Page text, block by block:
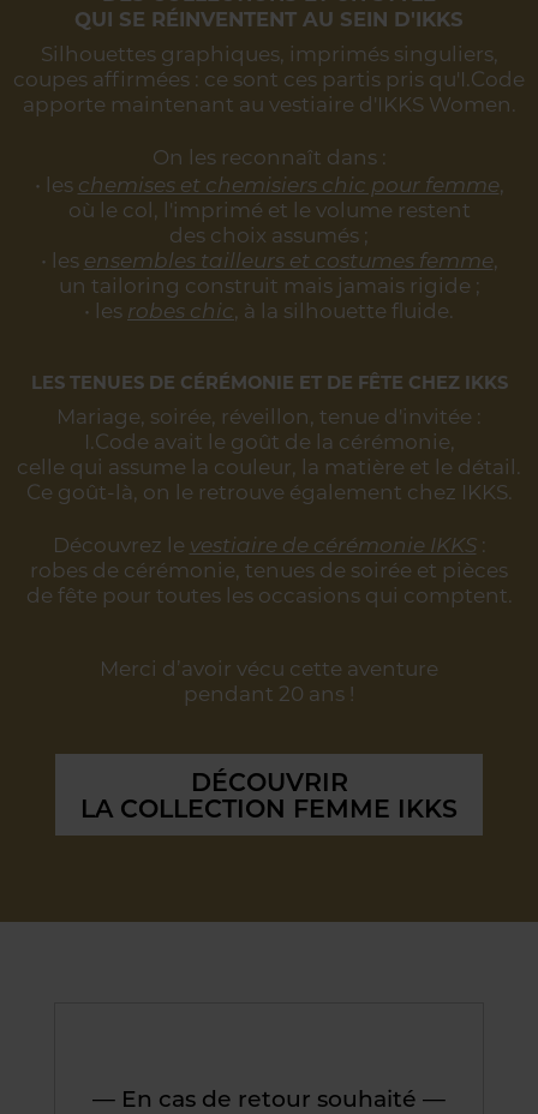
QUI SE RÉINVENTENT AU SEIN D'IKKS
Silhouettes graphiques, imprimés singuliers,
coupes affirmées : ce sont ces partis pris qu'I.Code
apporte maintenant au vestiaire d'IKKS Women.
On les reconnaît dans :
• les chemises et chemisiers chic pour femme,
où le col, l'imprimé et le volume restent
des choix assumés ;
• les ensembles tailleurs et costumes femme,
un tailoring construit mais jamais rigide ;
• les robes chic, à la silhouette fluide.
LES TENUES DE CÉRÉMONIE ET DE FÊTE CHEZ IKKS
Mariage, soirée, réveillon, tenue d'invitée :
I.Code avait le goût de la cérémonie,
celle qui assume la couleur, la matière et le détail.
Ce goût-là, on le retrouve également chez IKKS.
Découvrez le vestiaire de cérémonie IKKS:
robes de cérémonie, tenues de soirée et pièces
de fête pour toutes les occasions qui comptent.
Merci d’avoir vécu cette aventure
pendant 20 ans !
DÉCOUVRIR
LA COLLECTION FEMME IKKS
— En cas de retour souhaité —